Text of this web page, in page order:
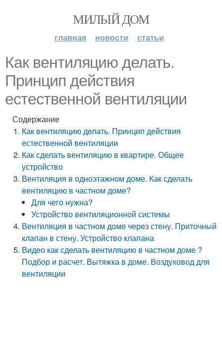
МИЛЫЙ ДОМ
главная новости статьи
Как вентиляцию делать.
Принцип действия
естественной вентиляции
Содержание
Как вентиляцию делать. Принцип действия
естественной вентиляции
Как сделать вентиляцию в квартире. Общее
устройство
Вентиляция в одноэтажном доме. Как сделать
вентиляцию в частном доме?
Для чего нужна?
Устройство вентиляционной системы
Вентиляция в частном доме через стену. Приточный
клапан в стену. Устройство клапана
Видео как сделать вентиляцию в частном доме ?
Подбор и расчет. Вытяжка в доме. Воздуховод для
вентиляции